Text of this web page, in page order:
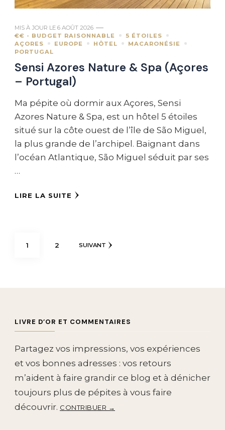
MIS À JOUR LE 6 AOÛT 2026
€€ - BUDGET RAISONNABLE
5 ÉTOILES
AÇORES
EUROPE HÔTEL
MACARONÉSIE
PORTUGAL
Sensi Azores Nature & Spa (Açores
– Portugal)
Ma pépite où dormir aux Açores, Sensi
Azores Nature & Spa, est un hôtel 5 étoiles
situé sur la côte ouest de l’île de São Miguel,
la plus grande de l’archipel. Baignant dans
l’océan Atlantique, São Miguel séduit par ses
…
LIRE LA SUITE
Pagination
PAGE
1 PAGE
2 SUIVANT
LIVRE D’OR ET COMMENTAIRES
Partagez vos impressions, vos expériences
et vos bonnes adresses : vos retours
m’aident à faire grandir ce blog et à dénicher
toujours plus de pépites à vous faire
découvrir. CONTRIBUER →